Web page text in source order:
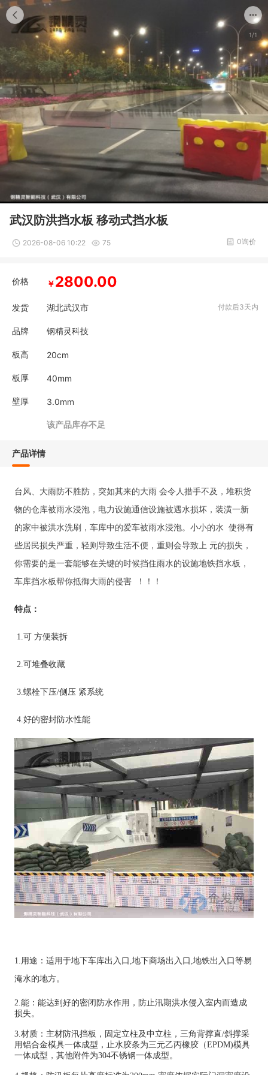
1/1
武汉防洪挡水板 移动式挡水板
2026-08-06 10:22 75 0询价
价格 ￥2800.00
发货 湖北武汉市 付款后3天内
品牌 钢精灵科技
板高 20cm
板厚 40mm
壁厚 3.0mm
该产品库存不足
产品详情
台风、 大雨防不胜防，突如其来的大雨 会令人措手不及，堆积货
物的仓库被雨水浸泡，电力设施通信设施被遇水损坏，装潢一新
的家中被洪水洗刷，车库中的爱车被雨水浸泡。小小的水 使得有
些居民损失严重 ，轻则导致生活不便，重则会导致上 元的损失，
你需要的是一套能够在关键的时候挡住雨水的设施地铁挡水板，
车库挡水板帮你抵御大雨的侵害 ！！！
特点：
1.可 方便装拆
2.可堆叠收藏
3.螺栓下压/侧压 紧系统
4.好的密封防水性能
1.用途：适用于地下车库出入口,地下商场出入口,地铁出入口等易
淹水的地方。
2.能：能达到 好的密闭防水作用 ，防止汛期洪水侵入室内而造成
损失。
3.材质：主材防汛挡板，固定立柱及中立柱，三角背撑直/斜撑采
用铝合金模具一体成型，止水胶条为三元乙丙橡胶（EPDM)模具
一体成型，其他附件为304不锈钢一体成型。